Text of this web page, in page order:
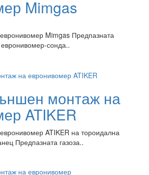
Mimgas
Mimgas Предпазната
сонда..
монтаж на
ATIKER
ATIKER на тороидална
Предпазната газоза..